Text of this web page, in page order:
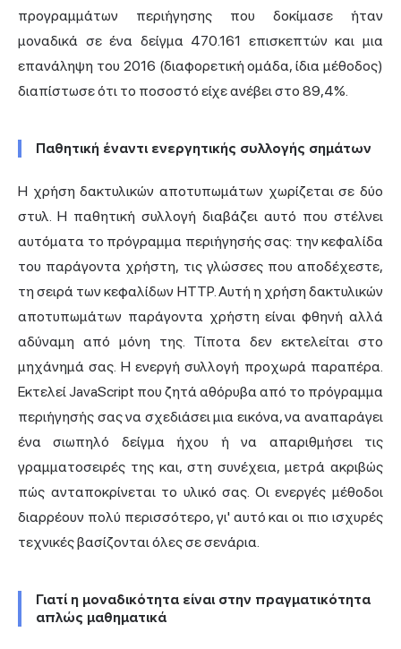
προγραμμάτων περιήγησης που δοκίμασε ήταν
μοναδικά σε ένα δείγμα 470.161 επισκεπτών και μια
επανάληψη του 2016 (διαφορετική ομάδα, ίδια μέθοδος)
διαπίστωσε ότι το ποσοστό είχε ανέβει στο 89,4%.
Παθητική έναντι ενεργητικής συλλογής σημάτων
Η χρήση δακτυλικών αποτυπωμάτων χωρίζεται σε δύο
στυλ. Η παθητική συλλογή διαβάζει αυτό που στέλνει
αυτόματα το πρόγραμμα περιήγησής σας: την κεφαλίδα
του παράγοντα χρήστη, τις γλώσσες που αποδέχεστε,
τη σειρά των κεφαλίδων HTTP. Αυτή η χρήση δακτυλικών
αποτυπωμάτων παράγοντα χρήστη είναι φθηνή αλλά
αδύναμη από μόνη της. Τίποτα δεν εκτελείται στο
μηχάνημά σας. Η ενεργή συλλογή προχωρά παραπέρα.
Εκτελεί JavaScript που ζητά αθόρυβα από το πρόγραμμα
περιήγησής σας να σχεδιάσει μια εικόνα, να αναπαράγει
ένα σιωπηλό δείγμα ήχου ή να απαριθμήσει τις
γραμματοσειρές της και, στη συνέχεια, μετρά ακριβώς
πώς ανταποκρίνεται το υλικό σας. Οι ενεργές μέθοδοι
διαρρέουν πολύ περισσότερο, γι' αυτό και οι πιο ισχυρές
τεχνικές βασίζονται όλες σε σενάρια.
Γιατί η μοναδικότητα είναι στην πραγματικότητα
απλώς μαθηματικά